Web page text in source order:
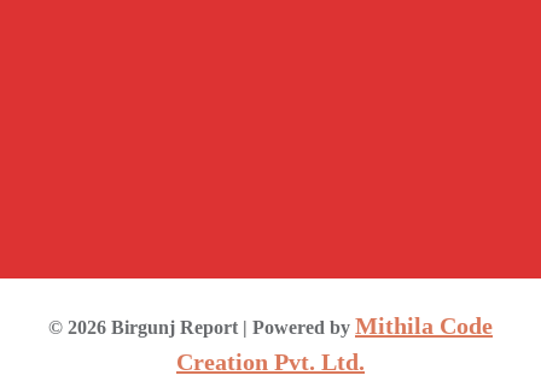
© 2026 Birgunj Report | Powered by Mithila Code
Creation Pvt. Ltd.